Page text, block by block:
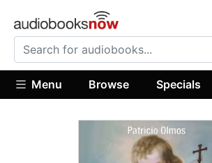
Menu Browse Specials